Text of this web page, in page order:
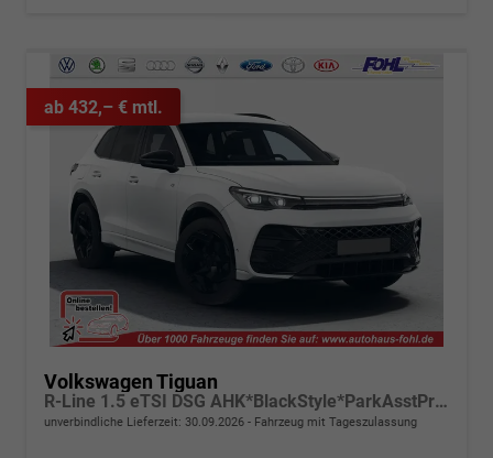
ab 432,– € mtl.
Volkswagen Tiguan
R-Line 1.5 eTSI DSG AHK*BlackStyle*ParkAsstPro*360° Kamera*Android Auto*Navi*SHZ*Matrix*HUD
unverbindliche Lieferzeit: 30.09.2026 Fahrzeug mit Tageszulassung